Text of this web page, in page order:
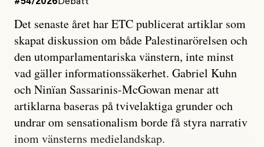
Det senaste året har ETC publicerat artiklar som
skapat diskussion om både Palestinarörelsen och
den utomparlamentariska vänstern, inte minst
vad gäller informationssäkerhet. Gabriel Kuhn
och Ninïan Sassarinis-McGowan menar att
artiklarna baseras på tvivelaktiga grunder och
undrar om sensationalism borde få styra narrativ
inom vänsterns medielandskap.